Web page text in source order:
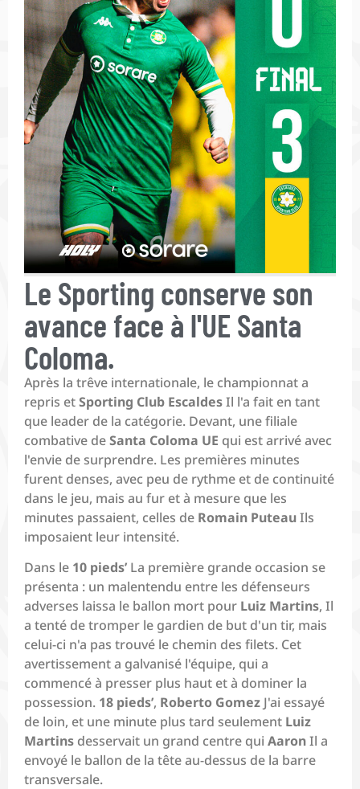
Le Sporting conserve son
avance face à l'UE Santa
Coloma.
Après la trêve internationale, le championnat a
repris etSporting Club EscaldesIl l'a fait en tant
que leader de la catégorie. Devant, une filiale
combative deSanta Coloma UE qui est arrivé avec
l'envie de surprendre. Les premières minutes
furent denses, avec peu de rythme et de continuité
dans le jeu, mais au fur et à mesure que les
minutes passaient, celles de Romain PuteauIls
imposaient leur intensité.
Dans le 10 pieds’ La première grande occasion se
présenta : un malentendu entre les défenseurs
adverses laissa le ballon mort pour Luiz Martins, Il
a tenté de tromper le gardien de but d'un tir, mais
celui-ci n'a pas trouvé le chemin des filets. Cet
avertissement a galvanisé l'équipe, qui a
commencé à presser plus haut et à dominer la
possession. 18 pieds’, Roberto Gomez J'ai essayé
de loin, et une minute plus tard seulement Luiz
Martins desservait un grand centre qui AaronIl a
envoyé le ballon de la tête au-dessus de la barre
transversale.